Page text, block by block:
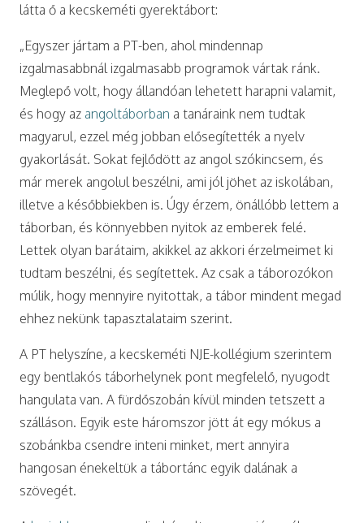
látta ő a kecskeméti gyerektábort:
„Egyszer jártam a PT-ben, ahol mindennap
izgalmasabbnál izgalmasabb programok vártak ránk.
Meglepő volt, hogy állandóan lehetett harapni valamit,
és hogy az angoltáborban a tanáraink nem tudtak
magyarul, ezzel még jobban elősegítették a nyelv
gyakorlását. Sokat fejlődött az angol szókincsem, és
már merek angolul beszélni, ami jól jöhet az iskolában,
illetve a későbbiekben is. Úgy érzem, önállóbb lettem a
táborban, és könnyebben nyitok az emberek felé.
Lettek olyan barátaim, akikkel az akkori érzelmeimet ki
tudtam beszélni, és segítettek. Az csak a táborozókon
múlik, hogy mennyire nyitottak, a tábor mindent megad
ehhez nekünk tapasztalataim szerint.
A PT helyszíne, a kecskeméti NJE-kollégium szerintem
egy bentlakós táborhelynek pont megfelelő, nyugodt
hangulata van. A fürdőszobán kívül minden tetszett a
szálláson. Egyik este háromszor jött át egy mókus a
szobánkba csendre inteni minket, mert annyira
hangosan énekeltük a tábortánc egyik dalának a
szövegét.